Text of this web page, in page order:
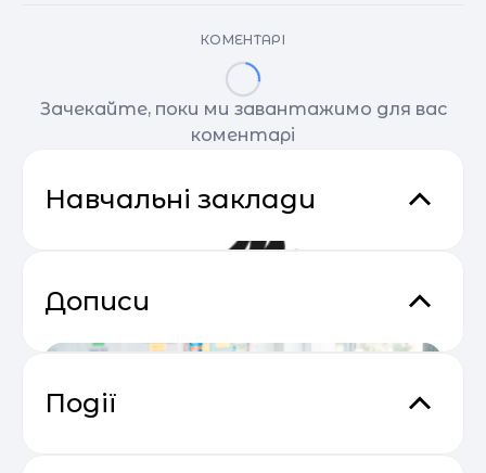
КОМЕНТАРІ
Зачекайте, поки ми завантажимо для вас
коментарі
Навчальні заклади
Дописи
Події